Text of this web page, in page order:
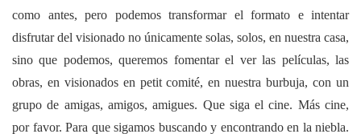
como antes, pero podemos transformar el formato e intentar
disfrutar del visionado no únicamente solas, solos, en nuestra casa,
sino que podemos, queremos fomentar el ver las películas, las
obras, en visionados en petit comité, en nuestra burbuja, con un
grupo de amigas, amigos, amigues. Que siga el cine. Más cine,
por favor. Para que sigamos buscando y encontrando en la niebla.